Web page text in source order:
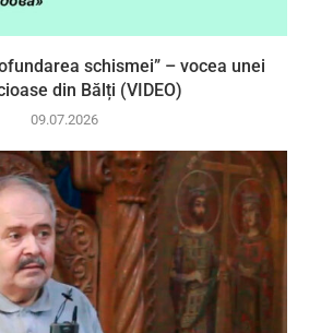
schismei” – vocea unei
din Bălți (VIDEO)
09.07.2026